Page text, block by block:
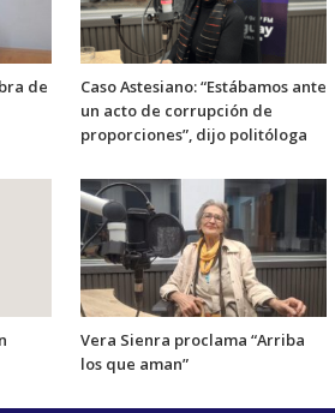
de
Caso Astesiano: “Estábamos ante
un acto de corrupción de
proporciones”, dijo politóloga
Vera Sienra proclama “Arriba
los que aman”